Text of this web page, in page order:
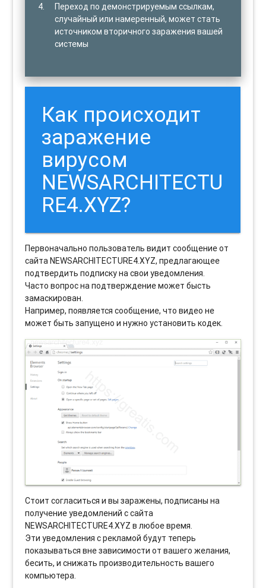
Переход по демонстрируемым ссылкам,
случайный или намеренный, может стать
источником вторичного заражения вашей
системы
Как происходит
заражение
вирусом
NEWSARCHITECTU
RE4.XYZ?
Первоначально пользователь видит сообщение от
сайта NEWSARCHITECTURE4.XYZ, предлагающее
подтвердить подписку на свои уведомления.
Часто вопрос на подтверждение может бысть
замаскирован.
Например, появляется сообщение, что видео не
может быть запущено и нужно установить кодек.
Стоит согласиться и вы заражены, подписаны на
получение уведомлений с сайта
NEWSARCHITECTURE4.XYZ в любое время.
Эти уведомления с рекламой будут теперь
показываться вне зависимости от вашего желания,
бесить, и снижать производительность вашего
компьютера.